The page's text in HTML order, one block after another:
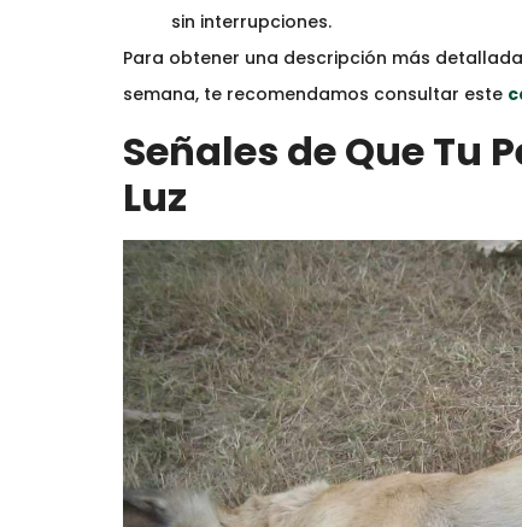
sin interrupciones.
Para obtener una descripción más
semana, te recomendamos consultar este
Señales de Que Tu
Luz